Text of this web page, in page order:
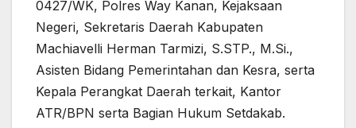
0427/WK, Polres Way Kanan, Kejaksaan
Negeri, Sekretaris Daerah Kabupaten
Machiavelli Herman Tarmizi, S.STP., M.Si.,
Asisten Bidang Pemerintahan dan Kesra, serta
Kepala Perangkat Daerah terkait, Kantor
ATR/BPN serta Bagian Hukum Setdakab.